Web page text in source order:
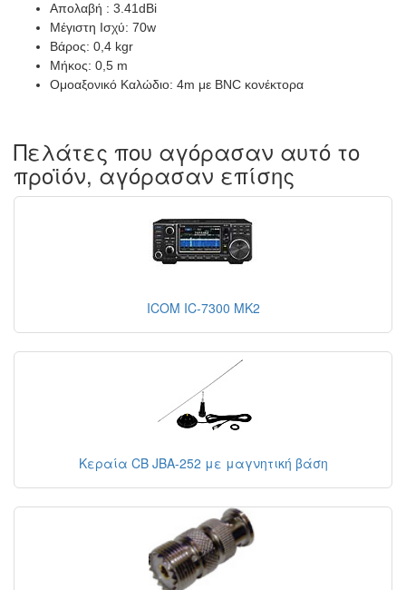
Απολαβή : 3.41dBi
Μέγιστη Ισχύ: 70w
Βάρος: 0,4 kgr
Μήκος: 0,5 m
Ομοαξονικό Καλώδιο: 4m με BNC κονέκτορα
Πελάτες που αγόρασαν αυτό το
προϊόν, αγόρασαν επίσης
ICOM IC-7300 MK2
Κεραία CB JBA-252 με μαγνητική βάση